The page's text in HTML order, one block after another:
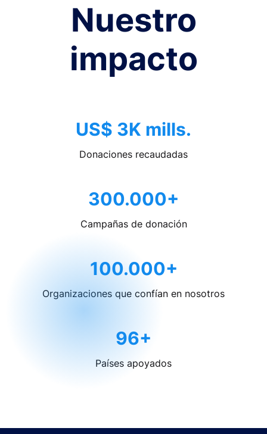
Nuestro
impacto
US$ 3K mills.
Donaciones recaudadas
300.000+
Campañas de donación
100.000+
Organizaciones que confían en nosotros
96+
Países apoyados